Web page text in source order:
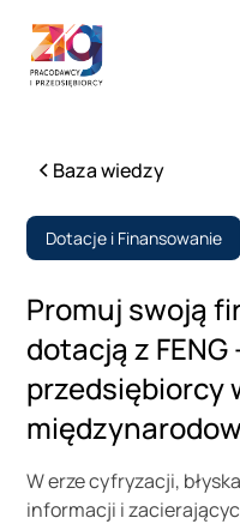
Baza wiedzy
Dotacje i Finansowanie
Promuj swoją
dotacją z
przedsiębiorcy
W erze cyfryzacji,
informacji i